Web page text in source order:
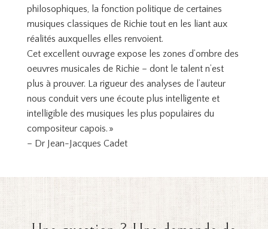
philosophiques, la fonction politique de certaines
musiques classiques de Richie tout en les liant aux
réalités auxquelles elles renvoient.
Cet excellent ouvrage expose les zones d’ombre des
oeuvres musicales de Richie – dont le talent n’est
plus à prouver. La rigueur des analyses de l’auteur
nous conduit vers une écoute plus intelligente et
intelligible des musiques les plus populaires du
compositeur capois. »
– Dr Jean-Jacques Cadet